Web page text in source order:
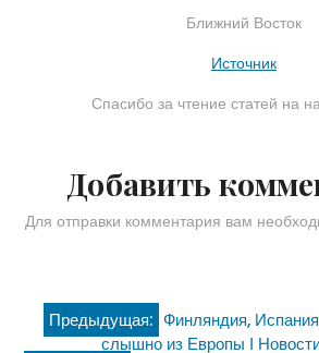
Ближний Восток
Источник
Спасибо за чтение статей на
Добавить
Для отправки комментария вам
Навигация
Предыдущая: Финляндия,
слышно из Европы Ӏ